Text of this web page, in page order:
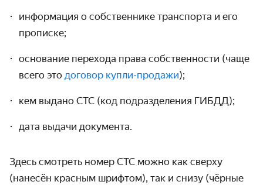
информация о собственнике транспорта и его
прописке;
основание перехода права собственности (чаще
всего это договор купли-продажи);
кем выдано СТС (код подразделения ГИБДД);
дата выдачи документа.
Здесь смотреть номер СТС можно как сверху
(нанесён красным шрифтом), так и снизу (чёрные